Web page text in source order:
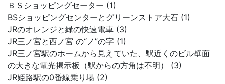
ＢＳショッピングセーター (1)
BSショッピングセンターとグリーンストア大石 (1)
JRのオレンジと緑の快速電車 (3)
JR三ノ宮と西ノ宮 の“ノ”の字 (1)
JR三ノ宮駅のホームから見えていた、駅近くのビル壁面
の大きな電光掲示板（駅からの方角は不明） (3)
JR姫路駅の0番線乗り場 (2)